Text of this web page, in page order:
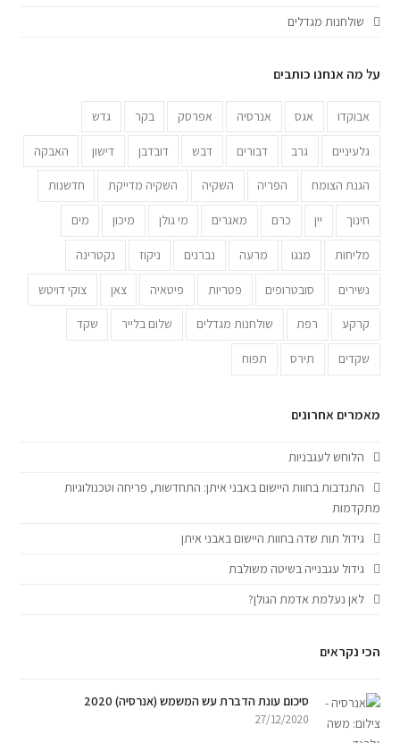
שולחנות מגדלים
על מה אנחנו כותבים
אבוקדו אגס אנרסיה אפרסק בקר גדש
גלעיניים גרב דבורים דבש דובדבן דישון האבקה
הגנת הצומח הפריה השקיה השקיה מדייקת חדשנות
חינוך יין כרם מאגרים מי גולן מיכון מים
מליחות מנגו מרעה נברנים ניקוז נקטרינה
נשירים סובטרופים פטריות פיטאיה צאן צוקי דויטש
קרקע רפת שולחנות מגדלים שלום בלייר שקד
שקדים תירס תפוח
מאמרים אחרונים
הלוחש לעגבניות
התנדבות בחוות היישום באבני איתן: התחדשות, פריחה וטכנולוגיות
מתקדמות
גידול תות שדה בחוות היישום באבני איתן
גידול עגבנייה בשיטה משולבת
לאן נעלמת אדמת הגולן?
הכי נקראים
סיכום עונת הדברת עש המשמש (אנרסיה) 2020
27/12/2020